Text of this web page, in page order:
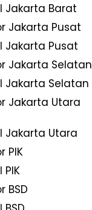
Jakarta Barat
Jakarta Pusat
Jakarta Pusat
Jakarta Selatan
Jakarta Selatan
Jakarta Utara
Jakarta Utara
PIK
BSD